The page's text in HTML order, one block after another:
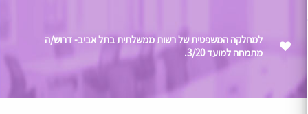
למחלקה המשפטית של רשות ממשלתית בתל אביב- דרוש/ה
מתמחה למועד 3/20.